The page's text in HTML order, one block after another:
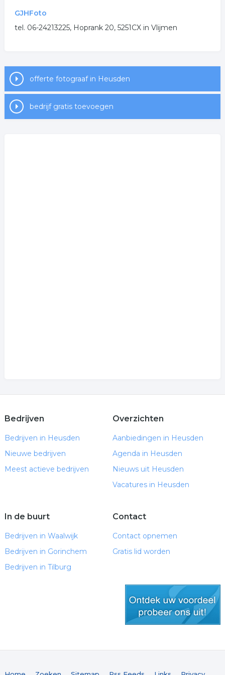
GJHFoto
tel. 06-24213225, Hoprank 20, 5251CX in Vlijmen
offerte fotograaf in Heusden
bedrijf gratis toevoegen
Bedrijven
Bedrijven in Heusden
Nieuwe bedrijven
Meest actieve bedrijven
Overzichten
Aanbiedingen in Heusden
Agenda in Heusden
Nieuws uit Heusden
Vacatures in Heusden
In de buurt
Bedrijven in Waalwijk
Bedrijven in Gorinchem
Bedrijven in Tilburg
Contact
Contact opnemen
Gratis lid worden